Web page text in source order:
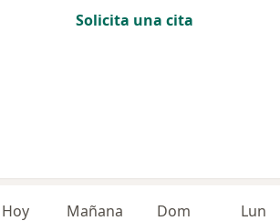
Solicita una cita
Hoy Mañana Dom Lun